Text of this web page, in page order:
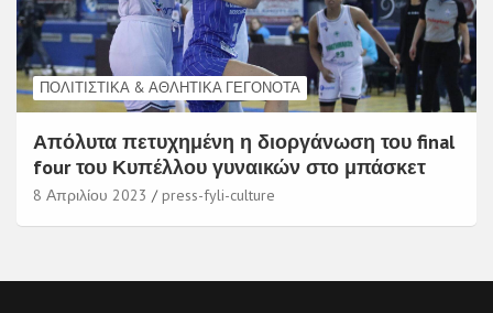
ΠΟΛΙΤΙΣΤΙΚΆ & ΑΘΛΗΤΙΚΆ ΓΕΓΟΝΌΤΑ
Απόλυτα πετυχημένη η διοργάνωση του final
four του Κυπέλλου γυναικών στο μπάσκετ
8 Απριλίου 2023 press-fyli-culture